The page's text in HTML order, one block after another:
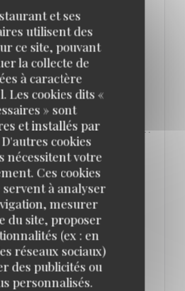
et ses
utilisent des
ce site, pouvant
la collecte de
à caractère
Les cookies dits «
» sont
et installés par
cookies
nécessitent votre
Ces cookies
à analyser
mesurer
du site, proposer
(ex : en
réseaux sociaux)
des publicités ou
personnalisés.
qui donnent le sentiment
dimanche au Vaudeville,
((OUVRE UNE NOUVELLE FENÊTRE))